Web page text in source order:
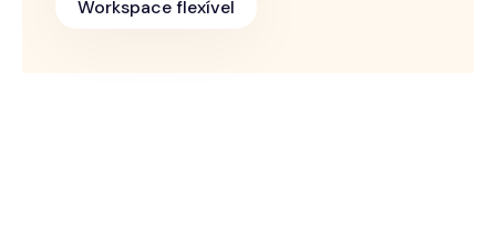
Workspace flexível